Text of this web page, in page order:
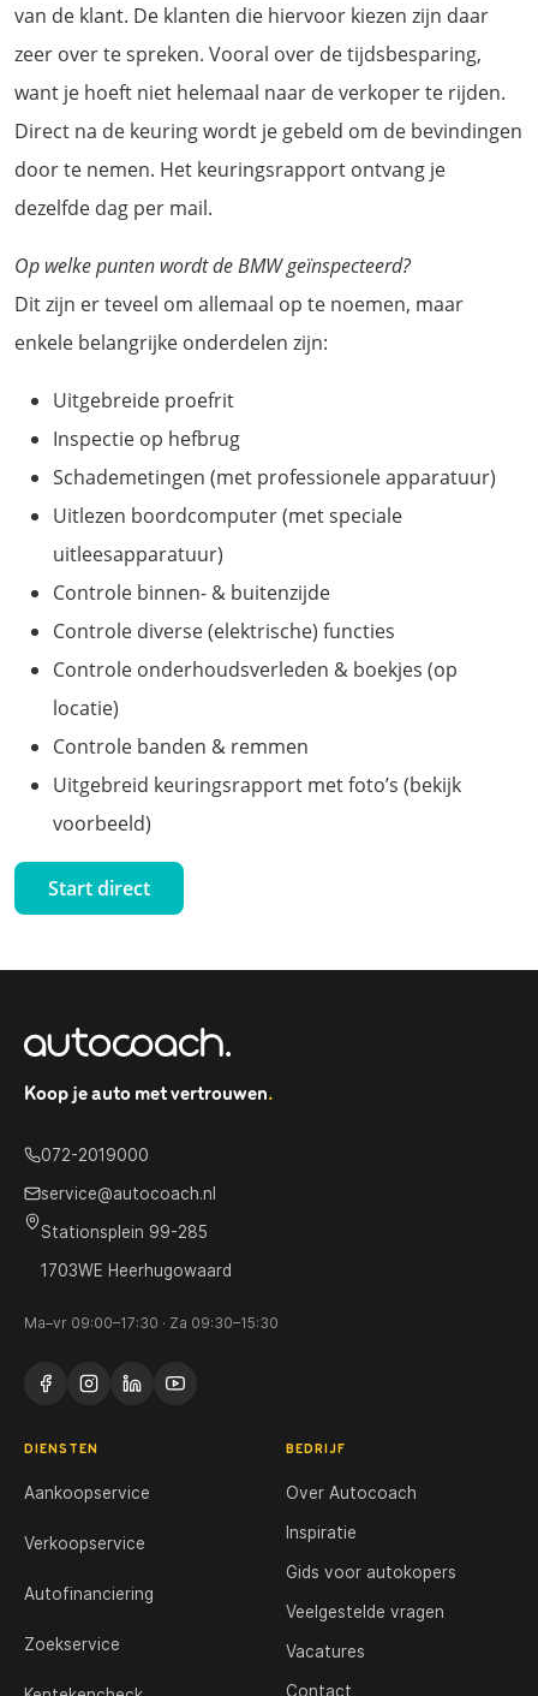
van de klant. De klanten die hiervoor kiezen zijn daar
zeer over te spreken. Vooral over de tijdsbesparing,
want je hoeft niet helemaal naar de verkoper te rijden.
Direct na de keuring wordt je gebeld om de bevindingen
door te nemen. Het keuringsrapport ontvang je
dezelfde dag per mail.
Op welke punten wordt de BMW geïnspecteerd?
Dit zijn er teveel om allemaal op te noemen, maar
enkele belangrijke onderdelen zijn:
Uitgebreide proefrit
Inspectie op hefbrug
Schademetingen (met professionele apparatuur)
Uitlezen boordcomputer (met speciale
uitleesapparatuur)
Controle binnen- & buitenzijde
Controle diverse (elektrische) functies
Controle onderhoudsverleden & boekjes (op
locatie)
Controle banden & remmen
Uitgebreid keuringsrapport met foto’s (bekijk
voorbeeld)
Start direct
Koop je auto met vertrouwen.
072-2019000
service@autocoach.nl
Stationsplein 99-285
1703WE Heerhugowaard
Ma–vr 09:00–17:30 · Za 09:30–15:30
DIENSTEN
Aankoopservice
Verkoopservice
Autofinanciering
Zoekservice
BEDRIJF
Over Autocoach
Inspiratie
Gids voor autokopers
Veelgestelde vragen
Vacatures
Contact